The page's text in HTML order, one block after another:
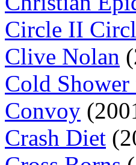
Circle II
Clive Nolan
Cold Shower
Convoy
Crash Diet